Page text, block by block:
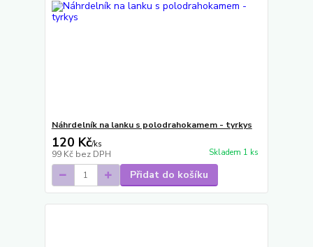
Náhrdelník na lanku s polodrahokamem - tyrkys
120 Kč/ks
99 Kč bez DPH Skladem 1 ks
Přidat do košíku